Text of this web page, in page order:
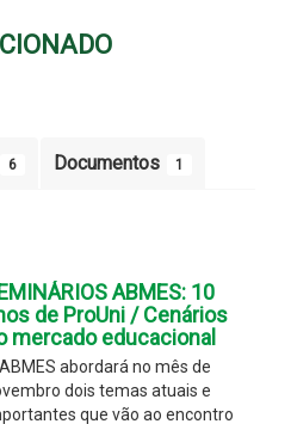
6 Documentos 1
ABMES: 10
de ProUni / Cenários
mercado educacional
abordará no mês de
dois temas atuais e
que vão ao encontro